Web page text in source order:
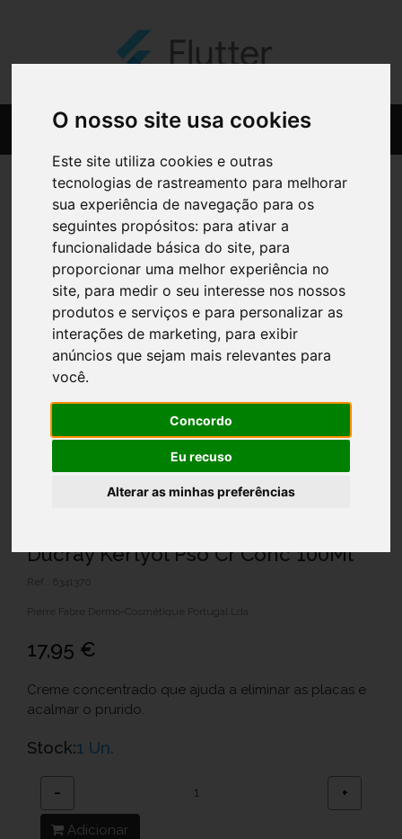
O nosso site usa cookies
Este site utiliza cookies e outras
tecnologias de rastreamento para melhorar
sua experiência de navegação para os
seguintes propósitos: para ativar a
funcionalidade básica do site, para
proporcionar uma melhor experiência no
site, para medir o seu interesse nos nossos
produtos e serviços e para personalizar as
interações de marketing, para exibir
anúncios que sejam mais relevantes para
você.
Concordo
Eu recuso
Alterar as minhas preferências
Ducray Kertyol Pso Cr Conc 100Ml
Ref.: 6341370
Pierre Fabre Dermo-Cosmétique Portugal Lda.
17,95 €
Creme concentrado que ajuda a eliminar as placas e
acalmar o prurido.
Stock:1 Un.
− +
Adicionar